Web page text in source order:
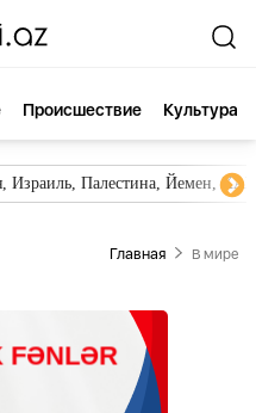
Происшествие Культура
Израиль, Палестина, Йемен,
Главная В мире